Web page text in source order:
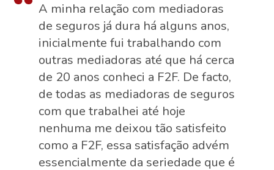
A minha relação com mediadoras
de seguros já dura há alguns anos,
inicialmente fui trabalhando com
outras mediadoras até que há cerca
de 20 anos conheci a F2F. De facto,
de todas as mediadoras de seguros
com que trabalhei até hoje
nenhuma me deixou tão satisfeito
como a F2F, essa satisfação advém
essencialmente da seriedade que é